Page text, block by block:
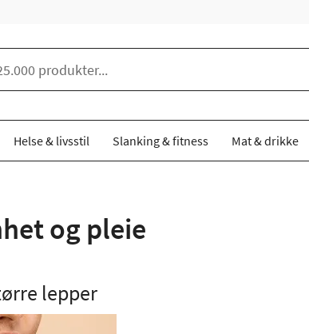
Helse & livsstil Slanking & fitness Mat & drikke
og pleie
lepper